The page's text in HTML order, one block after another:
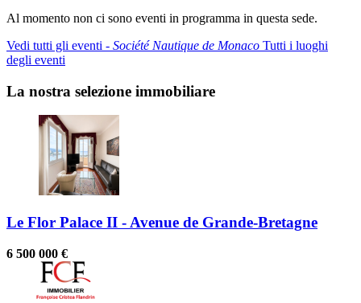
Al momento non ci sono eventi in programma in questa sede.
Vedi tutti gli eventi ‐ Société Nautique de Monaco Tutti i luoghi
degli eventi
La nostra selezione immobiliare
Le Flor Palace II - Avenue de Grande-Bretagne
6 500 000 €